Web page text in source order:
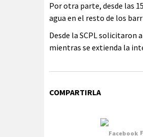
Por otra parte, desde las
agua en el resto de los
Desde la SCPL solicitaron
mientras se extienda la
COMPARTIRLA